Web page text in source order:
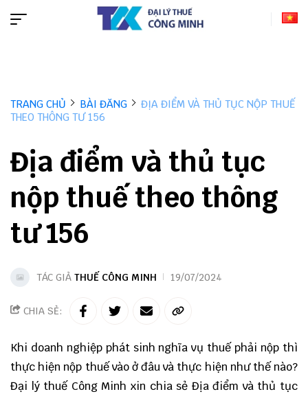
TRANG CHỦ BÀI ĐĂNG
ĐỊA ĐIỂM VÀ THỦ TỤC NỘP THUẾ
THEO THÔNG TƯ 156
Địa điểm và thủ tục
nộp thuế theo thông
tư 156
TÁC GIẢ THUẾ CÔNG MINH 19/07/2024
CHIA SẺ:
Khi doanh nghiệp phát sinh nghĩa vụ thuế phải nộp thì
thực hiện nộp thuế vào ở đâu và thực hiện như thế nào?
Đại lý thuế Công Minh xin chia sẻ Địa điểm và thủ tục